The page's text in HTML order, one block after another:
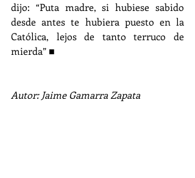
dijo: “Puta madre, si hubiese sabido
desde antes te hubiera puesto en la
Católica, lejos de tanto terruco de
mierda” ■
Autor: Jaime Gamarra Zapata